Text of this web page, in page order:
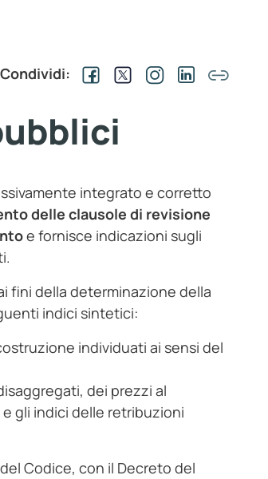
Condividi:
integrato e corretto
delle clausole di revisione
e fornisce indicazioni sugli
fini della determinazione della
indici sintetici:
individuati ai sensi del
dei prezzi al
gli indici delle retribuzioni
Codice, con il Decreto del